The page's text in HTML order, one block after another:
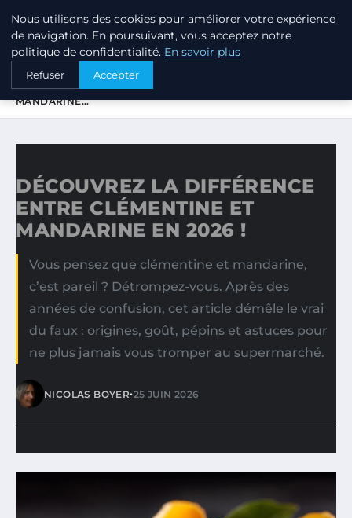
PTIT ANNUAIRE
ACCUEIL
DÉCOUVREZ LA DIFFÉRENCE ENTRE CLÉMENTINE ET
MANDARINE…
DÉCOUVREZ LA DIFFÉRENCE
ENTRE CLÉMENTINE ET
MANDARINE EN 2026 !
Vous pensez que clémentine et mandarine,
c’est pareil ? Détrompez-vous. Après des
années de confusion, cet article démêle le vrai
du faux : origines, goût, pépins et astuces pour
ne plus jamais vous tromper au supermarché.
NICOLAS BOYER•25 JUIN 2026
Nous utilisons des cookies pour améliorer votre expérience
de navigation. En poursuivant, vous acceptez notre
politique de confidentialité. En savoir plus
Refuser Accepter